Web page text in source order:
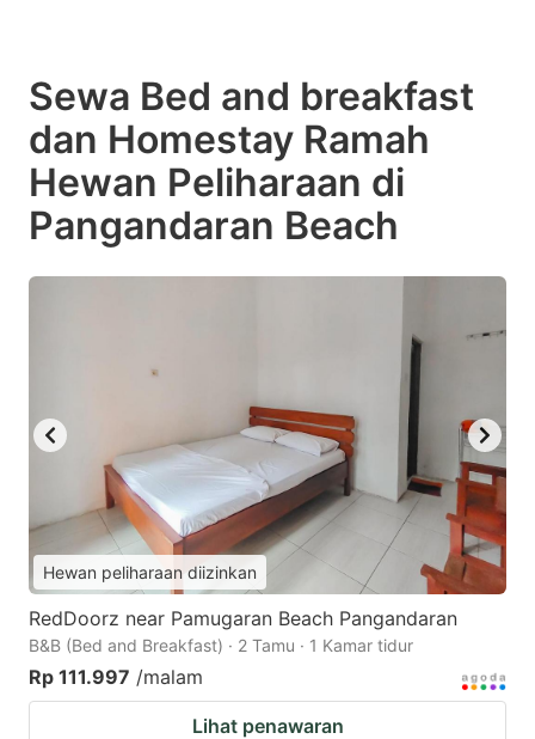
Sewa Bed and breakfast
dan Homestay Ramah
Hewan Peliharaan di
Pangandaran Beach
Hewan peliharaan diizinkan
RedDoorz near Pamugaran Beach Pangandaran
B&B (Bed and Breakfast) · 2 Tamu · 1 Kamar tidur
Rp 111.997 /malam
Lihat penawaran